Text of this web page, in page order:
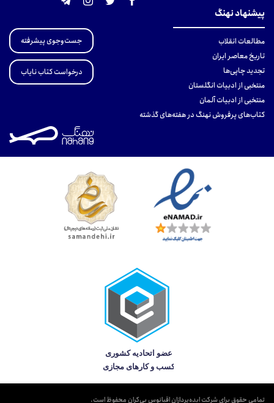
پیشنهاد نهنگ
مطالعات انقلاب
تاریخ معاصر ایران
تجدید چاپی‌ها
منتخبی از ادبیات انگلستان
منتخبی از ادبیات آلمان
کتاب‌های پرفروش نهنگ در هفته‌های گذشته
جست‌وجوی پیشرفته
درخواست کتاب نایاب
تمامی حقوق برای شرکت ایده‌پردازان اقیانوس بی‌کران محفوظ است.